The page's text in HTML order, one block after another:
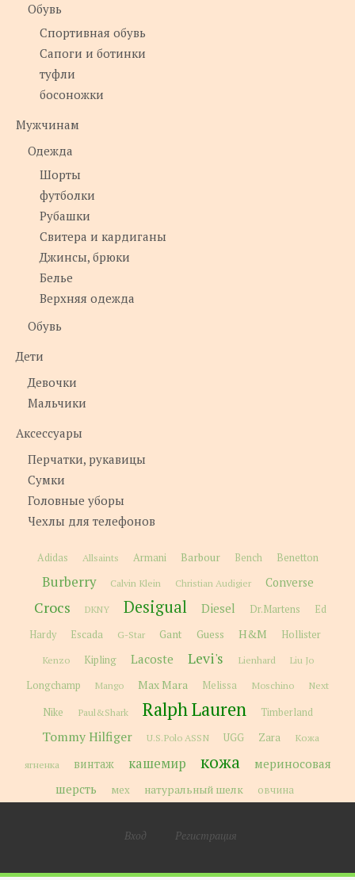
Обувь
Спортивная обувь
Сапоги и ботинки
туфли
босоножки
Мужчинам
Одежда
Шорты
футболки
Рубашки
Свитера и кардиганы
Джинсы, брюки
Белье
Верхняя одежда
Обувь
Дети
Девочки
Мальчики
Аксессуары
Перчатки, рукавицы
Сумки
Головные уборы
Чехлы для телефонов
Adidas Allsaints Armani Barbour Bench Benetton
Burberry Calvin Klein Christian Audigier Converse
Crocs DKNY Desigual Diesel Dr.Martens
Ed
Hardy
Escada G-Star Gant Guess H&M Hollister
Kenzo Kipling Lacoste Levi's Lienhard Liu Jo
Longchamp Mango Max Mara Melissa Moschino
Next
Nike
Paul&Shark Ralph Lauren Timberland
Tommy Hilfiger U.S.Polo ASSN UGG Zara
Кожа
ягненка
винтаж кашемир кожа
мериносовая
шерсть
мех натуральный шелк овчина
Вход Регистрация